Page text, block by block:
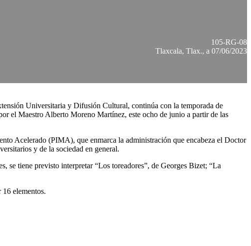
105-RG-08
Tlaxcala, Tlax., a 07/06/2023
Universitaria y Difusión Cultural, continúa con la temporada de
el Maestro Alberto Moreno Martínez, este ocho de junio a partir de las
Acelerado (PIMA), que enmarca la administración que encabeza el Doctor
y de la sociedad en general.
se tiene previsto interpretar “Los toreadores”, de Georges Bizet; “La
elementos.